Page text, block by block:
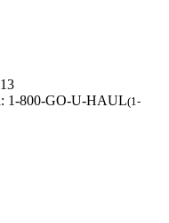
1-800-GO-U-HAUL(1-